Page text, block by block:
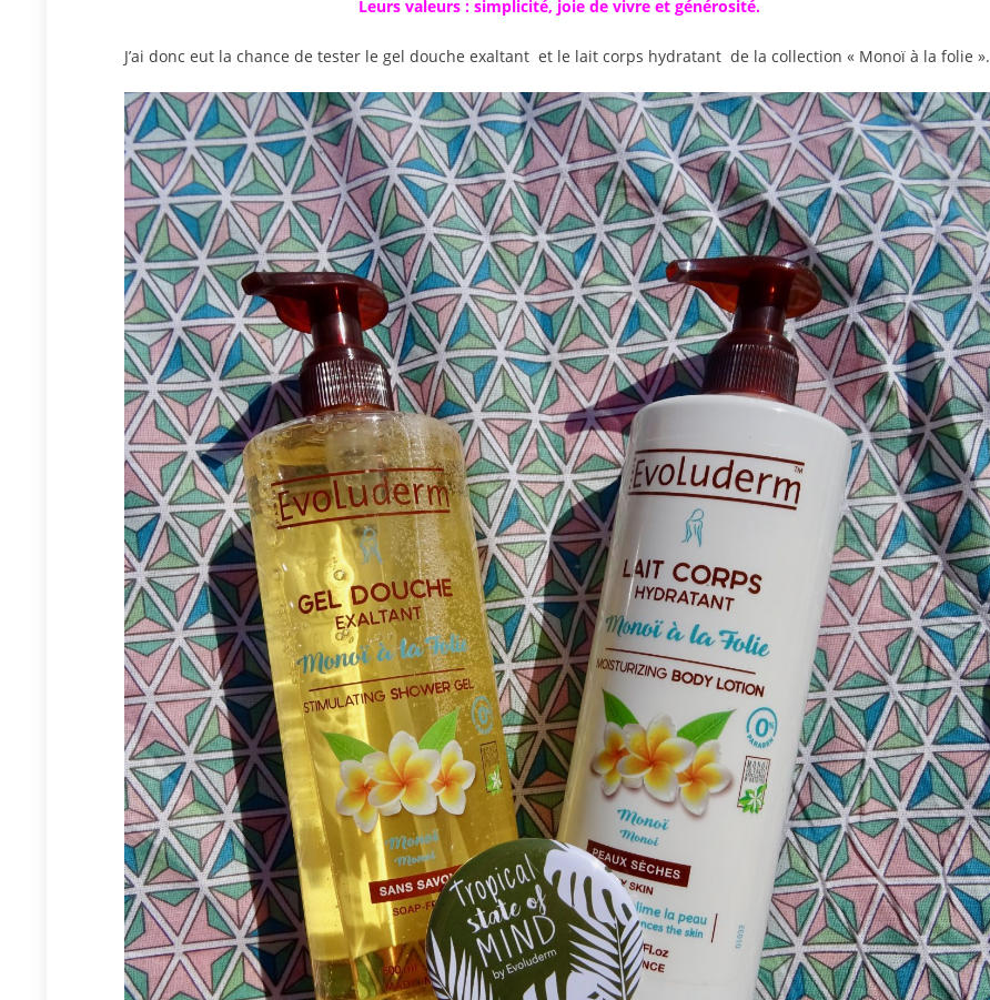
Leurs valeurs : simplicité, joie de vivre et générosité.
J’ai donc eut la chance de tester le gel douche exaltant et le lait corps hydratant de la collection « Monoï à la folie ».